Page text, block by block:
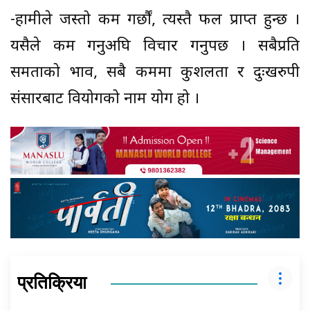
-हामीले जस्तो कर्म गर्छौं, त्यस्तै फल प्राप्त हुन्छ ।
यसैले कर्म गर्नुअघि विचार गर्नुपर्छ । सबैप्रति
समताको भाव, सबै कर्ममा कुशलता र दुःखरुपी
संसारबाट वियोगको नाम योग हो ।
प्रतिक्रिया